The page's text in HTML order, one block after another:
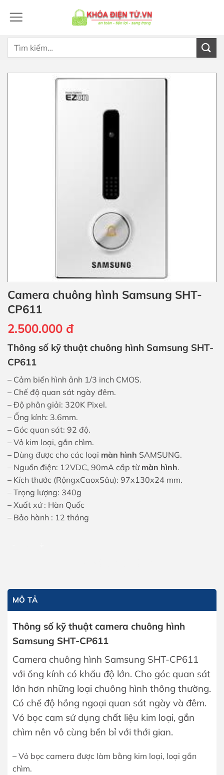
qua
dung
Tìm
Camera chuông hình Samsung SHT-
CP611
2.500.000 đ
Thông số kỹ thuật chuông hình Samsung SHT-
CP611
– Cảm biến hình ảnh 1/3 inch CMOS.
– Chế độ quan sát ngày đêm.
– Độ phân giải: 320K Pixel.
– Ống kính: 3.6mm.
– Góc quan sát: 92 độ.
– Vỏ kim loại, gắn chìm.
– Dùng được cho các loại màn hình SAMSUNG.
– Nguồn điện: 12VDC, 90mA cấp từ màn hình.
– Kích thước (RộngxCaoxSâu): 97x130x24 mm.
– Trọng lượng: 340g
– Xuất xứ : Hàn Quốc
– Bảo hành : 12 tháng
MÔ TẢ
Thông số kỹ thuật camera chuông hình
Samsung SHT-CP611
Camera chuông hình Samsung SHT-CP611
với ống kính có khẩu độ lớn. Cho góc quan sát
lớn hơn những loại chuông hình thông thường.
Có chế độ hồng ngoại quan sát ngày và đêm.
Vỏ bọc cam sử dụng chất liệu kim loại, gắn
chìm nên vô cùng bền bỉ với thới gian.
– Vỏ bọc camera được làm bằng kim loại, loại gắn
chìm.